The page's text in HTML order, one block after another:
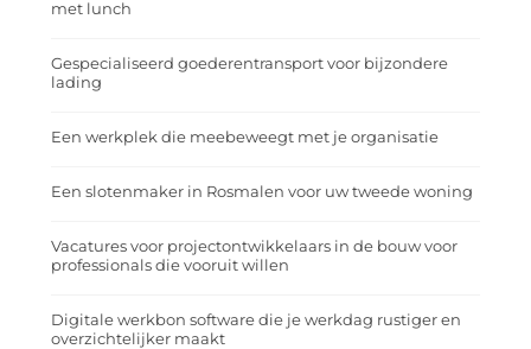
met lunch
Gespecialiseerd goederentransport voor bijzondere
lading
Een werkplek die meebeweegt met je organisatie
Een slotenmaker in Rosmalen voor uw tweede woning
Vacatures voor projectontwikkelaars in de bouw voor
professionals die vooruit willen
Digitale werkbon software die je werkdag rustiger en
overzichtelijker maakt